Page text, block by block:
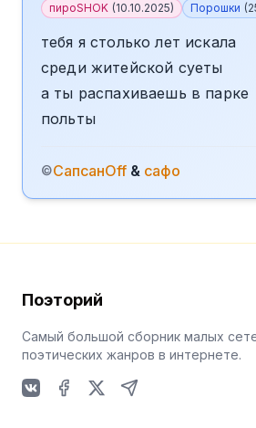
пироSHOK (10.10.2025) Порошки (
тебя я столько лет искала
среди житейской суеты
а ты распахиваешь в парке
польты
©СапсанOff & сафо
Поэторий
Самый большой сборник малых
поэтических жанров в интернете.